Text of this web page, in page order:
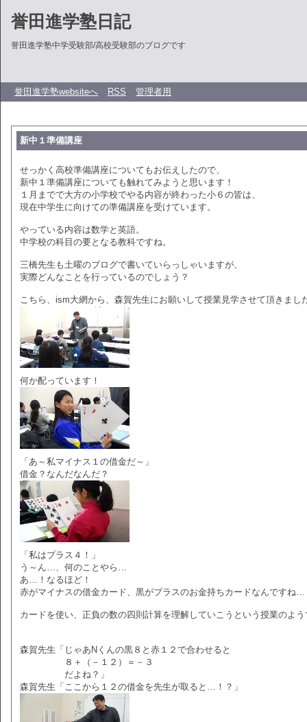
誉田進学塾日記
誉田進学塾中学受験部/高校受験部のブログです
誉田進学塾websiteへ RSS 管理者用
新中１準備講座
せっかく高校準備講座についてもお伝えしたので、
新中１準備講座についても触れてみようと思います！
１月までで大方の小学校でやる内容が終わった小６の皆は、
現在中学生に向けての準備講座を受けています。
やっている内容は数学と英語。
中学校の科目の要となる教科ですね。
三橋先生も土曜のブログで書いていらっしゃいますが、
実際どんなことを行っているのでしょう？
こちら、ism大網から、森賀先生にお願いして授業見学させて頂きまし
何か配っています！
「あ～私マイナス１の借金だ～」
借金？なんだなんだ？
「私はプラス４！」
う～ん…、何のことやら…
あ…！なるほど！
赤がマイナスの借金カード、黒がプラスのお金持ちカードなんですね…
カードを使い、正負の数の四則計算を理解していこうという授業のよ
森賀先生「じゃあNくんの黒８と赤１２で合わせると
８＋（－１２）＝－３
だよね？」
森賀先生「ここから１２の借金を先生が取ると…！？」